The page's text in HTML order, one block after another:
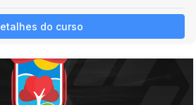
do curso